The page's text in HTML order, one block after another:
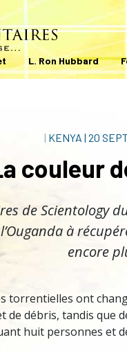
L. Ron Hubbard
| KENYA | 20
couleur
de Scientology
à
encore
torrentielles ont
de débris, tandis que
huit personnes et